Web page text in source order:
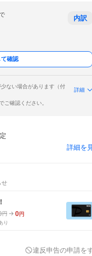
内訳
て確認
ない場合があります（付
詳細
ご確認ください。
詳細を
せ
円 0円
り
違反申告の申請を